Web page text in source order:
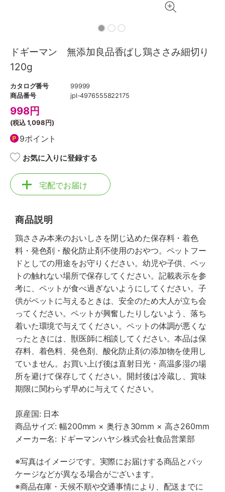
ドギーマン 無添加良品香ばし鶏ささみ細切り
120g
カタログ番号
99999
商品番号
jpl-4976555822175
998円
(税込1,098円)
9ポイント
お気に入りに登録する
宅配でお届け
商品説明
鶏ささみ本来のおいしさを閉じ込めた保存料・着色
料・発色剤・酸化防止剤不使用のおやつ。ペットフー
ドとしての用途をお守りください。幼児や子供、ペッ
トの触れない場所で保存してください。記載表示を参
考に、ペットが食べ過ぎないようにしてください。子
供がペットに与えるときは、安全のため大人が立ち会
ってください。ペットが興奮したりしないよう、落ち
着いた環境で与えてください。ペットの体調が悪くな
ったときには、獣医師に相談してください。本品は保
存料、着色料、発色剤、酸化防止剤の添加物を使用し
ていません。お買い上げ後は直射日光・高温多湿の場
所を避けて保存してください。開封後は冷蔵し、賞味
期限に関わらず早めに与えてください。
原産国: 日本
商品サイズ: 幅200mm × 奥行き30mm × 高さ260mm
メーカー名: ドギーマンハヤシ株式会社食品営業部
※写真はイメージです。実際にお届けする商品とパッ
ケージなどが異なる場合がございます。
※商品在庫・天候不順や交通事情により、配送までに